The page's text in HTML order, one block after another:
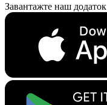
Завантажте наш додаток